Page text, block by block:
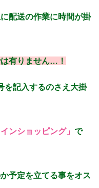
配送の作業に時間が掛
有りません…！
を記入するのさえ大掛
インショッピング」 で
予定を立てる事をオス